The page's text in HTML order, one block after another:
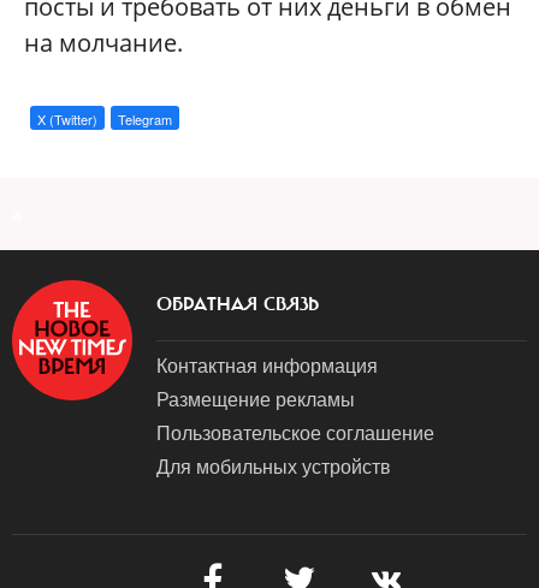
посты и требовать от них деньги в обмен
на молчание.
X (Twitter) Telegram
ОБРАТНАЯ СВЯЗЬ
Контактная информация
Размещение рекламы
Пользовательское соглашение
Для мобильных устройств